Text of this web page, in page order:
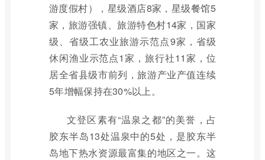
游度假村），星级酒店8家，星级餐馆5
家，旅游强镇、旅游特色村14家，国家
级、省级工农业旅游示范点9家，省级
休闲渔业示范点1家，旅行社11家，位
居全省县级市前列，旅游产业产值连续
5年增幅保持在30%以上。
文登区素有“温泉之都”的美誉，占
胶东半岛13处温泉中的5处，是胶东半
岛地下热水资源最富集的地区之一。这